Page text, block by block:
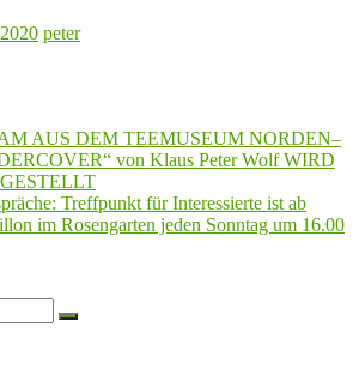
peter
AUS DEM TEEMUSEUM NORDEN–
von Klaus Peter Wolf WIRD
Treffpunkt für Interessierte ist ab
im Rosengarten jeden Sonntag um 16.00